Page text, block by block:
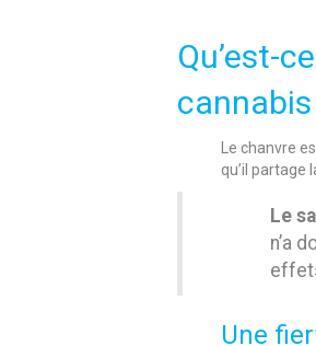
Qu’est-
Le chanvre
qu’il partage
Le
n’a
Une